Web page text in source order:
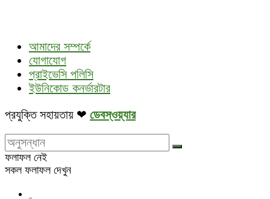
আমাদের সম্পর্কে
যোগাযোগ
প্রাইভেসি পলিসি
ইউনিকোড কনর্ভারটার
প্রযুক্তি সহায়তায় ❤ ডেবস্ওয়্যার
ফলাফল নেই
সকল ফলাফল দেখুন